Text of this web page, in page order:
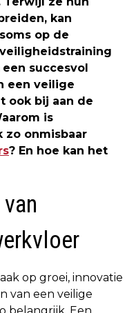
kan
op de
succesvol
een veilige
ook bij aan de
is
onmisbaar
? En hoe kan het
op groei, innovatie
van een veilige
belangrijk. Een